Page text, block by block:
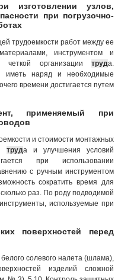
изготовлении узлов,
при погрузочно-
трудоемкости работ между ее
инструментом и
четкой организации труда.
иметь наряд и необходимые
времени достигается путем
применяемый при
и стоимости монтажных
труда и улучшения условий
при использовании
с ручным инструментом
сократить время для
раз. По роду подводимой
используемые при
поверхностей перед
солевого налета (шлама),
изделий сложной